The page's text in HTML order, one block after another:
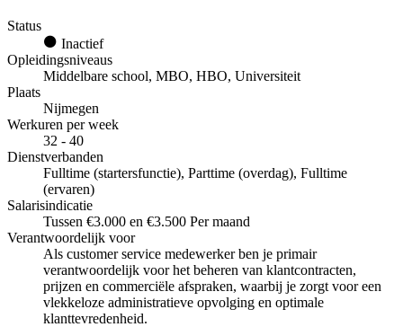
Status
Inactief
Opleidingsniveaus
Middelbare school, MBO, HBO, Universiteit
Plaats
Nijmegen
Werkuren per week
32 - 40
Dienstverbanden
Fulltime (startersfunctie), Parttime (overdag), Fulltime
(ervaren)
Salarisindicatie
Tussen €3.000 en €3.500 Per maand
Verantwoordelijk voor
Als customer service medewerker ben je primair
verantwoordelijk voor het beheren van klantcontracten,
prijzen en commerciële afspraken, waarbij je zorgt voor een
vlekkeloze administratieve opvolging en optimale
klanttevredenheid.